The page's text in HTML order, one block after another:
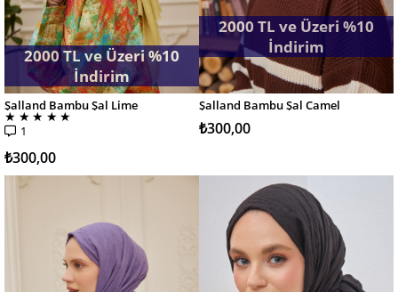
SEPETE EKLE
Şalland Bambu Şal Lime
★ ★ ★ ★ ★
1
2000 TL ve Üzeri %10
İndirim
₺300,00
SEPETE EKLE
Şalland Bambu Şal Camel
2000 TL ve Üzeri %10
İndirim
₺300,00